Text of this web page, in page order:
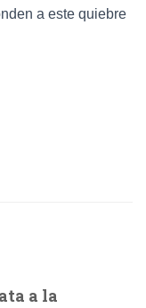
a este quiebre
a la